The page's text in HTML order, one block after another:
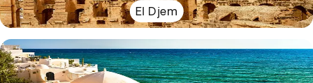
El Djem